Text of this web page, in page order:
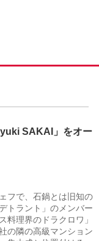
SAKAI」をオー
フで、石鍋とは旧知の
トラント」のメンバー
料理界のドラクロワ」
の隣の高級マンション